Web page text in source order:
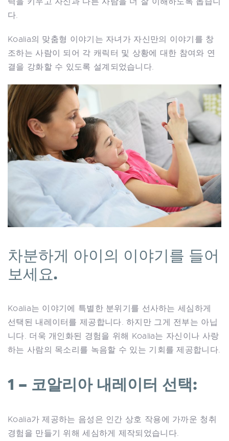
다.
Koalia의 맞춤형 이야기는 자녀가 자신만의 이야기를 창
조하는 사람이 되어 각 캐릭터 및 상황에 대한 참여와 연
결을 강화할 수 있도록 설계되었습니다.
차분하게 아이의 이야기를 들어
보세요.
Koalia는 이야기에 특별한 분위기를 선사하는 세심하게
선택된 내레이터를 제공합니다. 하지만 그게 전부는 아닙
니다. 더욱 개인화된 경험을 위해 Koalia는 자신이나 사랑
하는 사람의 목소리를 녹음할 수 있는 기회를 제공합니다.
1 – 코알리아 내레이터 선택:
Koalia가 제공하는 음성은 인간 상호 작용에 가까운 청취
경험을 만들기 위해 세심하게 제작되었습니다.